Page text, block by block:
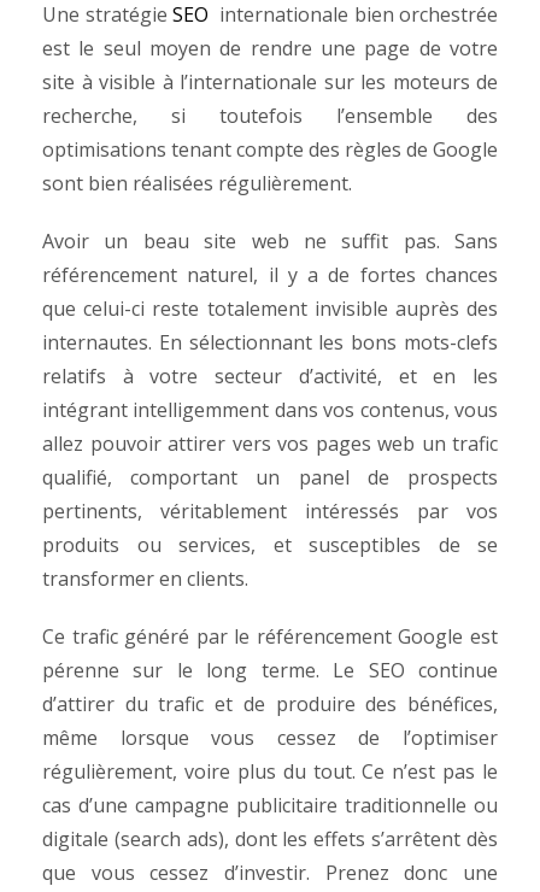
Une stratégie SEO internationale bien orchestrée
est le seul moyen de rendre une page de votre
site à visible à l’internationale sur les moteurs de
recherche, si toutefois l’ensemble des
optimisations tenant compte des règles de Google
sont bien réalisées régulièrement.
Avoir un beau site web ne suffit pas. Sans
référencement naturel, il y a de fortes chances
que celui-ci reste totalement invisible auprès des
internautes. En sélectionnant les bons mots-clefs
relatifs à votre secteur d’activité, et en les
intégrant intelligemment dans vos contenus, vous
allez pouvoir attirer vers vos pages web un trafic
qualifié, comportant un panel de prospects
pertinents, véritablement intéressés par vos
produits ou services, et susceptibles de se
transformer en clients.
Ce trafic généré par le référencement Google est
pérenne sur le long terme. Le SEO continue
d’attirer du trafic et de produire des bénéfices,
même lorsque vous cessez de l’optimiser
régulièrement, voire plus du tout. Ce n’est pas le
cas d’une campagne publicitaire traditionnelle ou
digitale (search ads), dont les effets s’arrêtent dès
que vous cessez d’investir. Prenez donc une